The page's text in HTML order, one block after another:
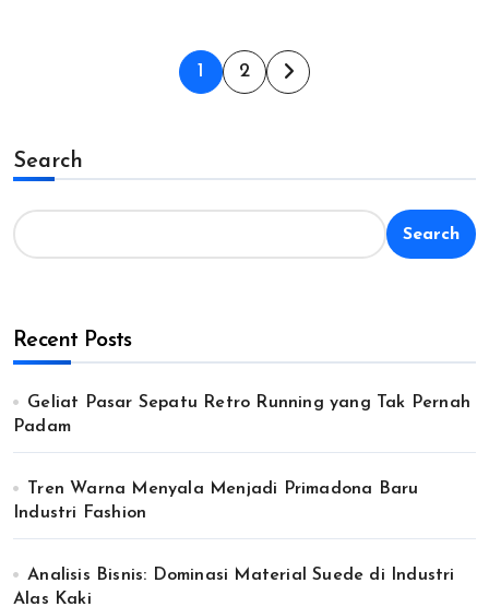
Posts
1 2
Search
Search
Recent Posts
Geliat Pasar Sepatu Retro Running yang Tak Pernah
Padam
Tren Warna Menyala Menjadi Primadona Baru
Industri Fashion
Analisis Bisnis: Dominasi Material Suede di Industri
Alas Kaki